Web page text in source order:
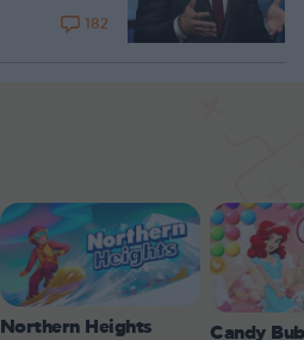
182
Northern Heights Candy